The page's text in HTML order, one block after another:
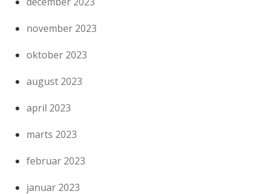
november 2023
oktober 2023
august 2023
april 2023
marts 2023
februar 2023
januar 2023